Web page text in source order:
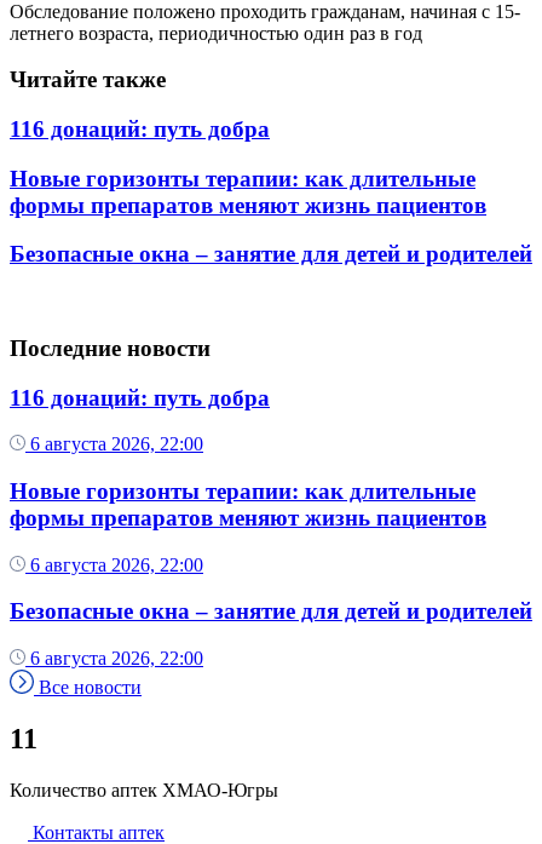
Обследование положено проходить гражданам, начиная с 15-
летнего возраста, периодичностью один раз в год
Читайте также
116 донаций: путь добра
Новые горизонты терапии: как длительные
формы препаратов меняют жизнь пациентов
Безопасные окна – занятие для детей и родителей
Последние новости
116 донаций: путь добра
6 августа 2026, 22:00
Новые горизонты терапии: как длительные
формы препаратов меняют жизнь пациентов
6 августа 2026, 22:00
Безопасные окна – занятие для детей и родителей
6 августа 2026, 22:00
Все новости
11
Количество аптек ХМАО-Югры
Контакты аптек